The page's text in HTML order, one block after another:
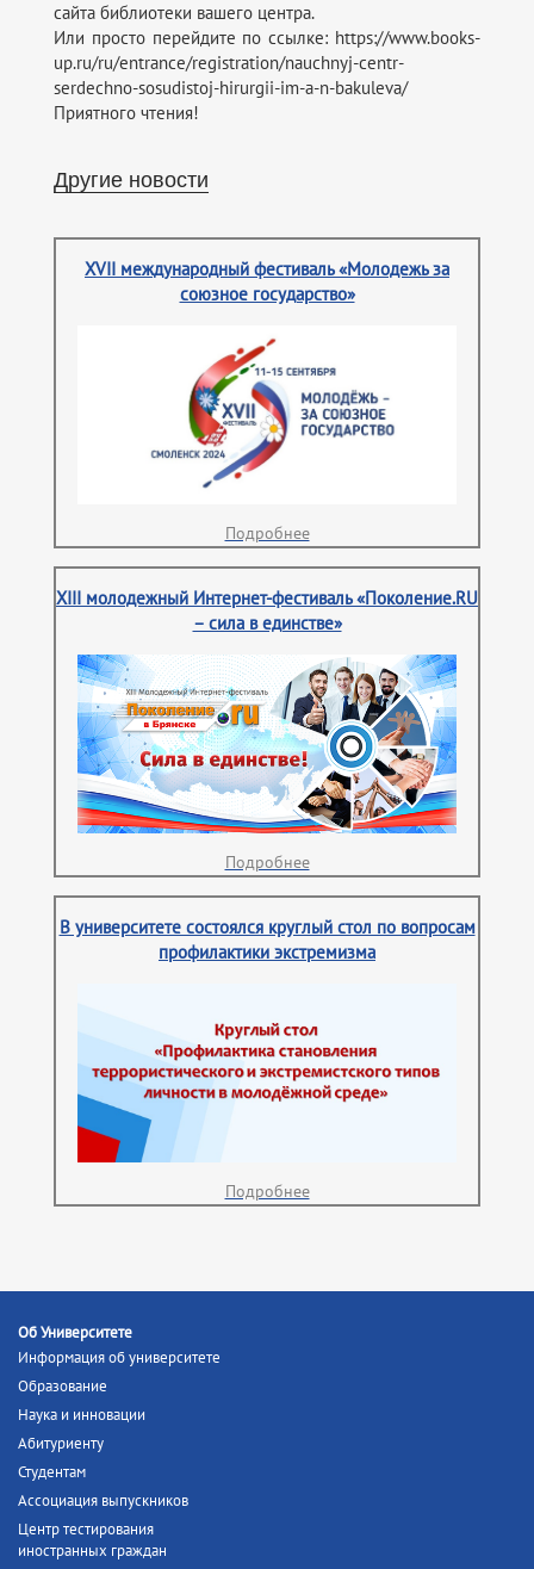
сайта библиотеки вашего центра.
Или просто перейдите по ссылке: https://www.books-
up.ru/ru/entrance/registration/nauchnyj-centr-
serdechno-sosudistoj-hirurgii-im-a-n-bakuleva/
Приятного чтения!
Другие новости
XVII международный фестиваль «Молодежь за
союзное государство»
Подробнее
XIII молодежный Интернет-фестиваль «Поколение.RU
– сила в единстве»
Подробнее
В университете состоялся круглый стол по вопросам
профилактики экстремизма
Подробнее
Об Университете
Информация об университете
Образование
Наука и инновации
Абитуриенту
Студентам
Ассоциация выпускников
Центр тестирования
иностранных граждан